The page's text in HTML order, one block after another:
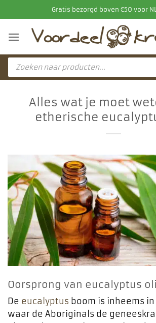
naar
inhoud
Gratis bezorgd boven €50 voor
Producten
zoeken
Alles wat je moet
etherische
Oorsprong van eucalyptus
De eucalyptus boom is inheems
waar de Aboriginals de